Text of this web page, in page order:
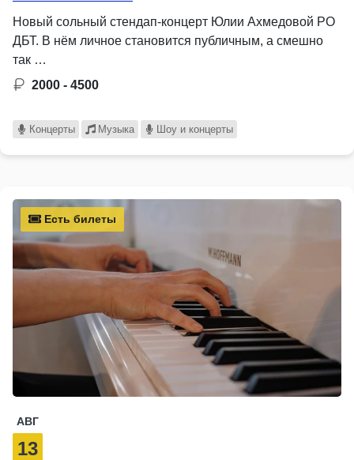
Новый сольный стендап-концерт Юлии Ахмедовой РО
ДБТ. В нём личное становится публичным, а смешно
так …
2000 - 4500
Концерты Музыка Шоу и концерты
Есть билеты
АВГ
13